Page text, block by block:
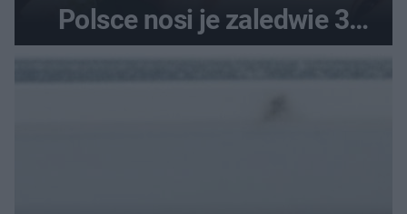
Polsce nosi je zaledwie 3